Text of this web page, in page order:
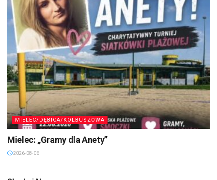
MIELEC/DĘBICA/KOLBUSZOWA
Mielec: „Gramy dla Anety”
2026-08-06